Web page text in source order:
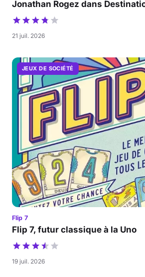
Jonathan Rogez dans
21 juil. 2026
JEUX DE SOCIÉTÉ
Flip 7
Flip 7, futur classique à la Uno
19 juil. 2026